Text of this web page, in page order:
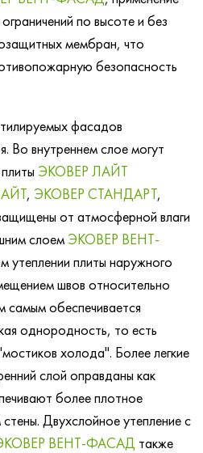
по высоте и без
мембран, что
безопасность
фасадов
Во внутреннем слое могут
ЭКОВЕР ЛАЙТ
, ЭКОВЕР СТАНДАРТ,
от атмосферной влаги
слоем ЭКОВЕР ВЕНТ-
утеплении плиты наружного
швов относительно
самым обеспечивается
однородность, то есть
холода". Более легкие
слой оправданы как
более плотное
Двухслойное утепление с
ВЕНТ-ФАСАД также